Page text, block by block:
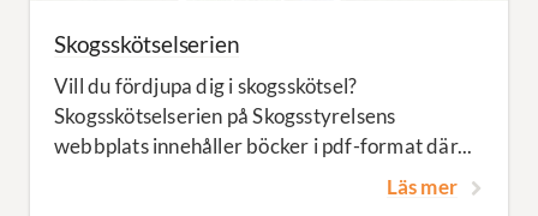
Skogsskötselserien
Vill du fördjupa dig i skogsskötsel?
Skogsskötselserien på Skogsstyrelsens
webbplats innehåller böcker i pdf-format där...
Läs mer